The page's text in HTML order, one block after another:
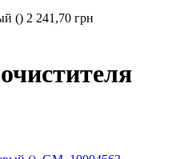
() 2 241,70 грн